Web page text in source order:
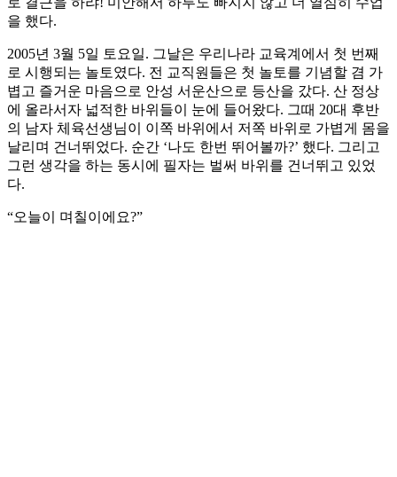
을 했다.
2005년 3월 5일 토요일. 그날은 우리나라 교육계에서 첫 번째
로 시행되는 놀토였다. 전 교직원들은 첫 놀토를 기념할 겸 가
볍고 즐거운 마음으로 안성 서운산으로 등산을 갔다. 산 정상
에 올라서자 넓적한 바위들이 눈에 들어왔다. 그때 20대 후반
의 남자 체육선생님이 이쪽 바위에서 저쪽 바위로 가볍게 몸을
날리며 건너뛰었다. 순간 ‘나도 한번 뛰어볼까?’ 했다. 그리고
그런 생각을 하는 동시에 필자는 벌써 바위를 건너뛰고 있었
다.
“오늘이 며칠이에요?”